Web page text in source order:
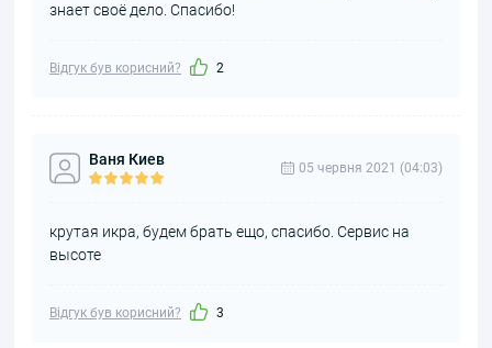
знает своё дело. Спасибо!
Відгук був корисний? 2
Ваня Киев 05 червня 2021 (04:03)
крутая икра, будем брать ещо, спасибо. Сервис на
высоте
Відгук був корисний? 3